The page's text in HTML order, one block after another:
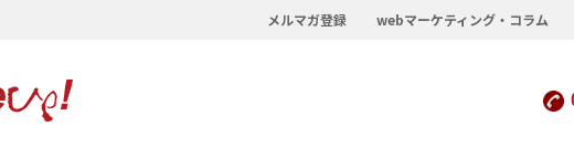
メルマガ登録 webマーケティング・コラム